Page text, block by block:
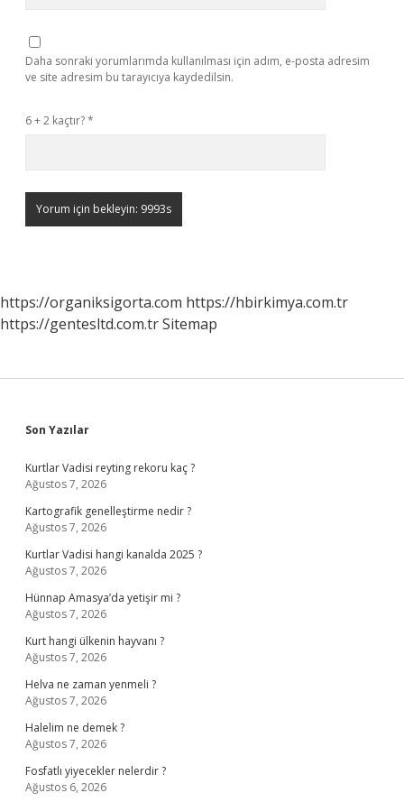
Daha sonraki yorumlarımda kullanılması için adım, e-posta adresim
ve site adresim bu tarayıcıya kaydedilsin.
6 + 2 kaçtır?*
https://organiksigorta.com https://hbirkimya.com.tr
https://gentesltd.com.trSitemap
Sidebar
Son Yazılar
Kurtlar Vadisi reyting rekoru kaç ?
Ağustos 7, 2026
Kartografik genelleştirme nedir ?
Ağustos 7, 2026
Kurtlar Vadisi hangi kanalda 2025 ?
Ağustos 7, 2026
Hünnap Amasya’da yetişir mi ?
Ağustos 7, 2026
Kurt hangi ülkenin hayvanı ?
Ağustos 7, 2026
Helva ne zaman yenmeli ?
Ağustos 7, 2026
Halelim ne demek ?
Ağustos 7, 2026
Fosfatlı yiyecekler nelerdir ?
Ağustos 6, 2026